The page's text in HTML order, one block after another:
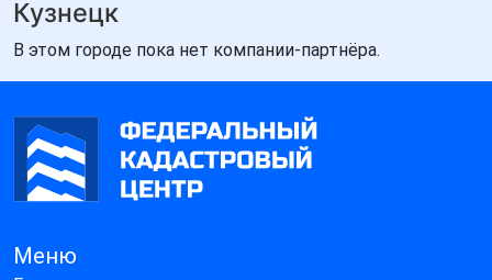
Кузнецк
В этом городе пока нет компании-партнёра.
Меню